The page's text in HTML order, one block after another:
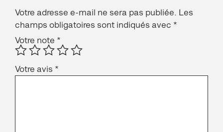
Votre adresse e-mail ne sera pas publiée. Les
champs obligatoires sont indiqués avec *
Votre note *
Votre avis *